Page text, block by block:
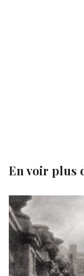
En voir plus